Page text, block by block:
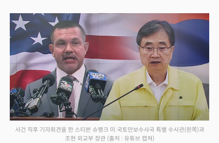
사건 직후 기자회견을 한 스티븐 슈랭크 미 국토안보수사국 특별 수사관(왼쪽)과
조현 외교부 장관 (출처 : 유튜브 캡쳐)